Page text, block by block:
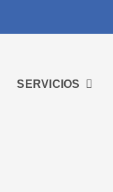
SERVICIOS